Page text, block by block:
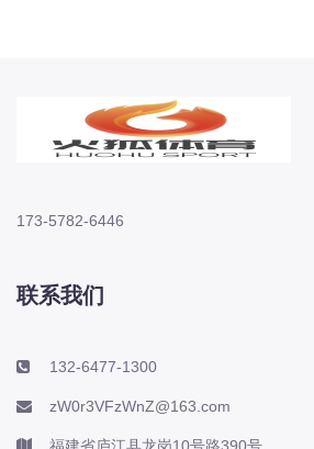
173-5782-6446
联系我们
132-6477-1300
zW0r3VFzWnZ@163.com
福建省庐江县龙岗10号路390号